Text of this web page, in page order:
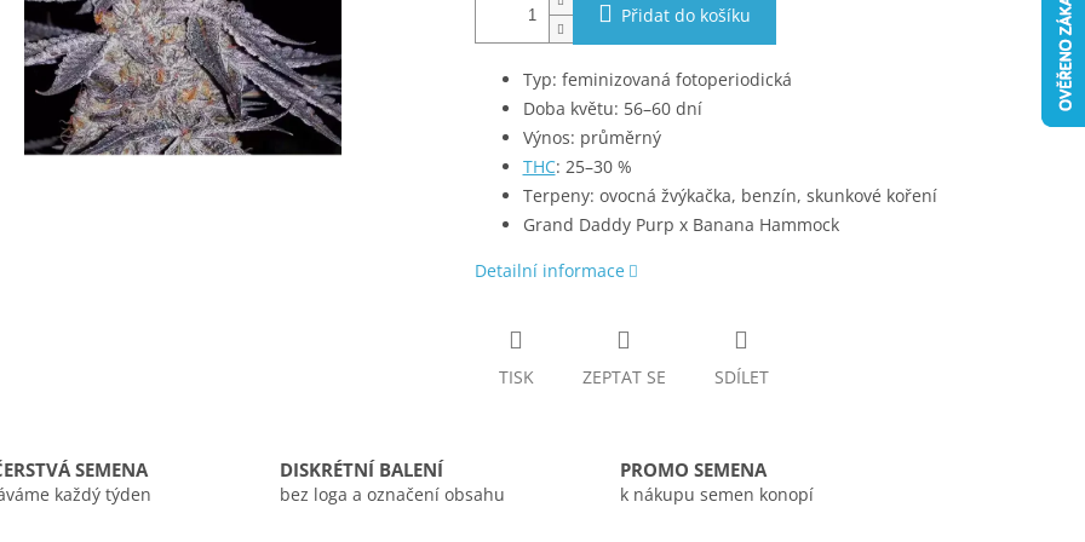
Přidat do košíku
Typ: feminizovaná fotoperiodická
Doba květu: 56–60 dní
Výnos: průměrný
THC: 25–30 %
Terpeny: ovocná žvýkačka, benzín, skunkové koření
Grand Daddy Purp x Banana Hammock
Detailní informace
TISK ZEPTAT SE SDÍLET
SEMENA
každý týden
DISKRÉTNÍ BALENÍ
bez loga a označení obsahu
PROMO SEMENA
k nákupu semen konopí